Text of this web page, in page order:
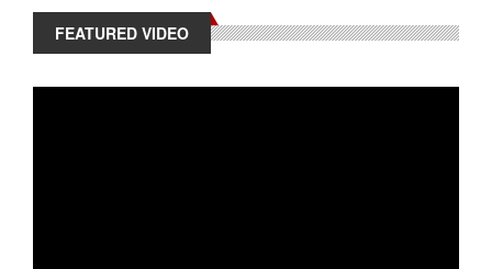
FEATURED VIDEO